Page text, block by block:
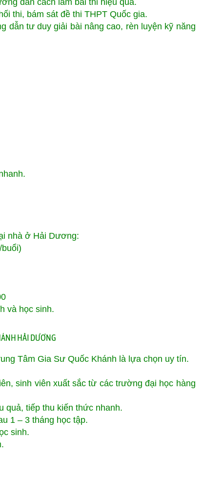
dẫn cách làm bài thi hiệu quả.
thi, bám sát đề thi THPT Quốc gia.
dẫn tư duy giải bài nâng cao, rèn luyện kỹ năng
nhà ở Hải Dương:
và học sinh.
HẢI DƯƠNG
Tâm Gia Sư Quốc Khánh là lựa chọn uy tín.
sinh viên xuất sắc từ các trường đại học hàng
quả, tiếp thu kiến thức nhanh.
1 – 3 tháng học tập.
sinh.